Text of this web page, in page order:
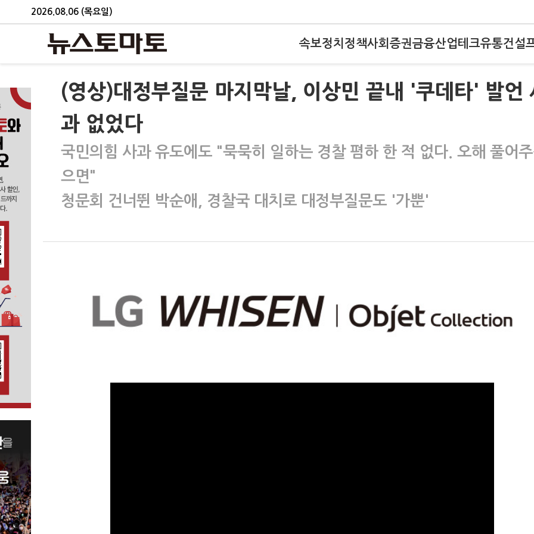
2026.08.06 (목요일)
속보정치 정책사회 증권금융산업테크유통건설
(영상)대정부질문 마지막날, 이상민 끝내 '쿠데타' 발언
과 없었다
국민의힘 사과 유도에도 "묵묵히 일하는 경찰 폄하 한 적 없다. 오해 풀어
으면"
청문회 건너뛴 박순애, 경찰국 대치로 대정부질문도 '가뿐'